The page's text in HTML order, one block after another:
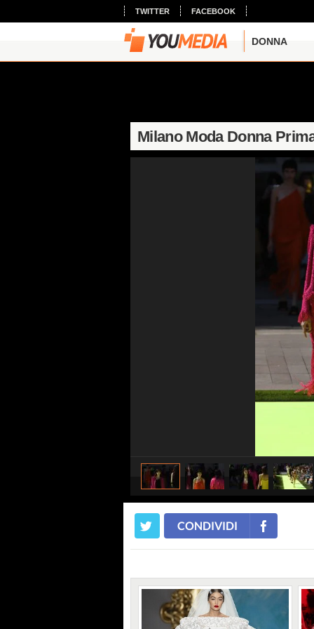
TWITTER FACEBOOK
DONNA
Milano Moda Donna
CONDIVIDI